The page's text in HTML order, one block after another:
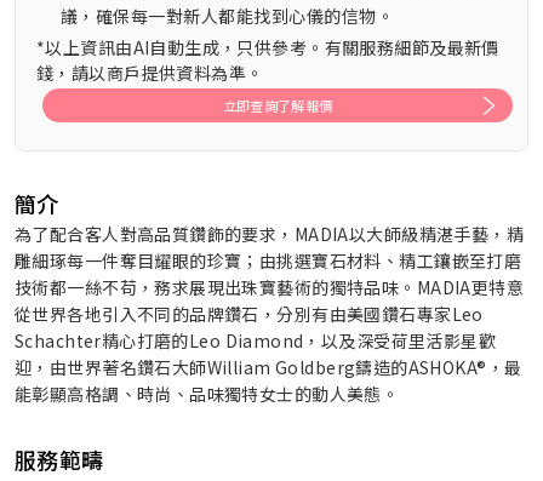
議，確保每一對新人都能找到心儀的信物。
*以上資訊由AI自動生成，只供參考。有關服務細節及最新價
錢，請以商戶提供資料為準。
立即查詢了解報價
簡介
為了配合客人對高品質鑽飾的要求，MADIA以大師級精湛手藝，精
雕細琢每一件奪目耀眼的珍寶；由挑選寶石材料、精工鑲嵌至打磨
技術都一絲不苟，務求展現出珠寶藝術的獨特品味。MADIA更特意
從世界各地引入不同的品牌鑽石，分別有由美國鑽石專家Leo
Schachter精心打磨的Leo Diamond，以及深受荷里活影星歡
迎，由世界著名鑽石大師William Goldberg鑄造的ASHOKA®，最
能彰顯高格調、時尚、品味獨特女士的動人美態。
服務範疇